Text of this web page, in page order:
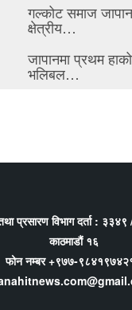
गल्कोट समाज जापान
क्षेत्रीय…
जापानमा प्रथम
भलिबल…
प्रसारण विभाग दर्ता :
काठमाडौं १६
फोन नम्बर +९७७-